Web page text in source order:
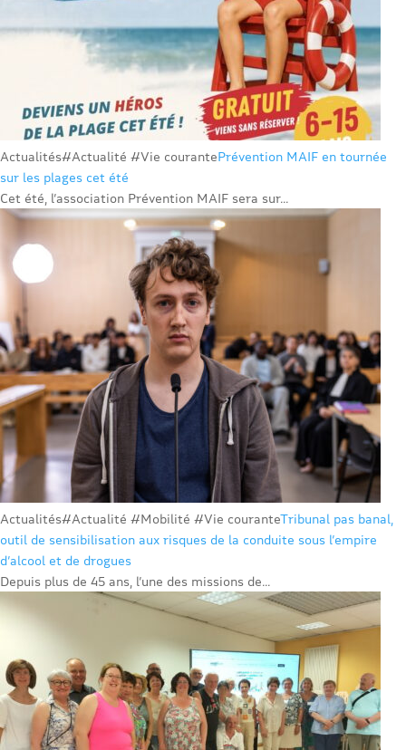
Actualités#Actualité #Vie courantePrévention MAIF en tournée
sur les plages cet été
Cet été, l’association Prévention MAIF sera sur...
Actualités#Actualité #Mobilité #Vie couranteTribunal pas banal,
outil de sensibilisation aux risques de la conduite sous l’empire
d’alcool et de drogues
Depuis plus de 45 ans, l’une des missions de...